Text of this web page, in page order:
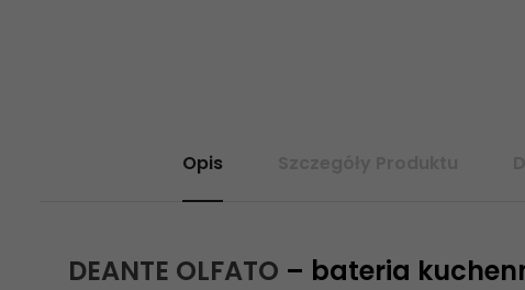
Opis
DEANTE OLFATO – bateria